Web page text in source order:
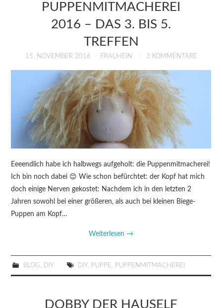
PUPPENMITMACHEREI
2016 – DAS 3. BIS 5.
TREFFEN
15. NOVEMBER 2016 FRAUHEIN 3 KOMMENTARE
Eeeendlich habe ich halbwegs aufgeholt: die Puppenmitmacherei!
Ich bin noch dabei 😊 Wie schon befürchtet: der Kopf hat mich
doch einige Nerven gekostet: Nachdem ich in den letzten 2
Jahren sowohl bei einer größeren, als auch bei kleinen Biege-
Puppen am Kopf…
Weiterlesen →
BLOG DIY DIY, PUPPE PUPPENMITMACHEREI
DOBBY DER HAUSELF